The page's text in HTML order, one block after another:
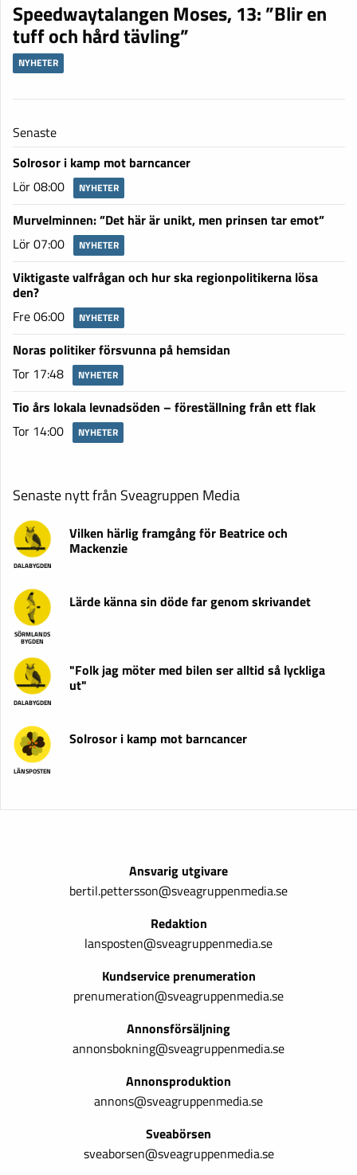
Speedwaytalangen Moses, 13: ”Blir en
tuff och hård tävling”
NYHETER
Senaste
Solrosor i kamp mot barncancer
Lör 08:00
NYHETER
Murvelminnen: ”Det här är unikt, men prinsen tar emot”
Lör 07:00
NYHETER
Viktigaste valfrågan och hur ska regionpolitikerna lösa
den?
Fre 06:00
NYHETER
Noras politiker försvunna på hemsidan
Tor 17:48
NYHETER
Tio års lokala levnadsöden – föreställning från ett flak
Tor 14:00
NYHETER
Senaste nytt från Sveagruppen Media
DALABYGDEN
Vilken härlig framgång för Beatrice och
Mackenzie
SÖRMLANDS
BYGDEN
Lärde känna sin döde far genom skrivandet
DALABYGDEN
"Folk jag möter med bilen ser alltid så lyckliga
ut"
LÄNSPOSTEN
Solrosor i kamp mot barncancer
Ansvarig utgivare
bertil.pettersson@sveagruppenmedia.se
Redaktion
lansposten@sveagruppenmedia.se
Kundservice prenumeration
prenumeration@sveagruppenmedia.se
Annonsförsäljning
annonsbokning@sveagruppenmedia.se
Annonsproduktion
annons@sveagruppenmedia.se
Sveabörsen
sveaborsen@sveagruppenmedia.se